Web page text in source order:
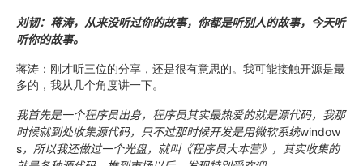
刘韧：蒋涛，从来没听过你的故事，你都是听别人的故事，今天听
听你的故事。
蒋涛：刚才听三位的分享，还是很有意思的。我可能接触开源是最
多的，我从几个角度讲一下。
我首先是一个程序员出身，程序员其实最热爱的就是源代码，我那
时候就到处收集源代码，只不过那时候开发是用微软系统window
s，所以我还做过一个光盘，就叫《程序员大本营》，其实收集的